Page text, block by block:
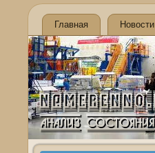
Главная Новости